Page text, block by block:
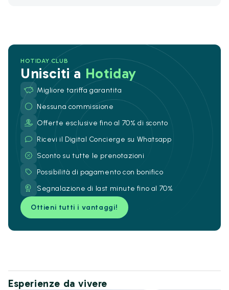
HOTIDAY CLUB
Unisciti a Hotiday
Migliore tariffa garantita
Nessuna commissione
Offerte esclusive fino al 70% di sconto
Ricevi il Digital Concierge su Whatsapp
Sconto su tutte le prenotazioni
Possibilità di pagamento con bonifico
Segnalazione di last minute fino al 70%
Ottieni tutti i vantaggi!
Esperienze da vivere